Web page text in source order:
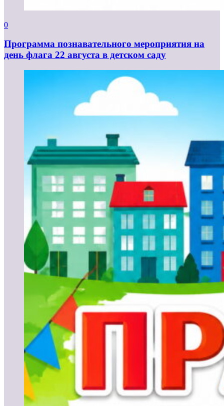
0
Программа познавательного мероприятия на
день флага 22 августа в детском саду